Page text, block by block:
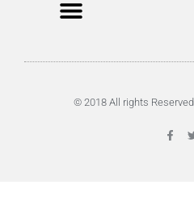
© 2018 All rights